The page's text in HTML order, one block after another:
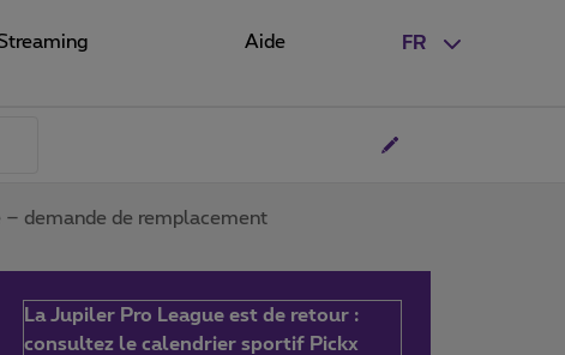
FR
Aide
demande de remplacement
La Jupiler Pro League est de retour :
consultez le calendrier sportif Pickx